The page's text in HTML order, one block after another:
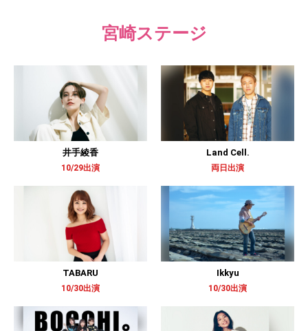
宮崎ステージ
井手綾香
10/29出演
Land Cell.
両日出演
TABARU
10/30出演
Ikkyu
10/30出演